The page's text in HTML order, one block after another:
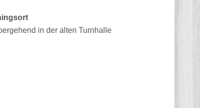
in der alten Turnhalle